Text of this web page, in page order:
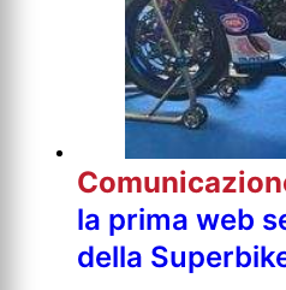
la prima web
della